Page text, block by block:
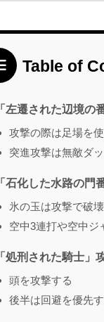
Table of
「左遷された辺境の
攻撃の際は足場を
突進攻撃は無敵ダ
「石化した水路の門
氷の玉は攻撃で破
空中3連打や空中ジ
「処刑された騎士」
頭を攻撃する
後半は回避を優先